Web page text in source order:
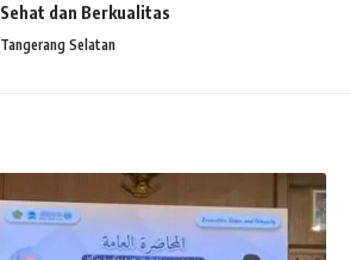
Sehat dan Berkualitas
Tangerang Selatan